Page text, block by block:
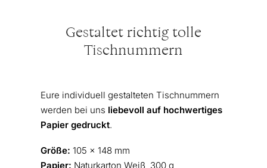
Gestaltet richtig tolle
Tischnummern
Eure individuell gestalteten Tischnummern
werden bei uns liebevoll auf hochwertiges
Papier gedruckt.
Größe: 105 x 148 mm
Papier: Naturkarton Weiß, 300 g